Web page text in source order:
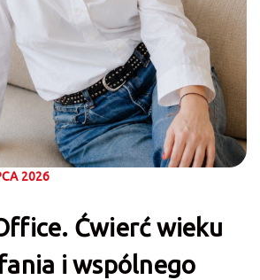
2026
Ćwierć wieku
i wspólnego